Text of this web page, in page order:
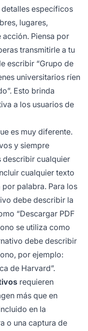
específicos
lugares,
Piensa por
transmitirle a tu
escribir “Grupo de
universitarios ríen
Esto brinda
a los usuarios de
es muy diferente.
y siempre
describir cualquier
cualquier texto
palabra. Para los
debe describir la
“Descargar PDF
se utiliza como
debe describir
por ejemplo:
de Harvard”.
requieren
más que en
en la
o una captura de